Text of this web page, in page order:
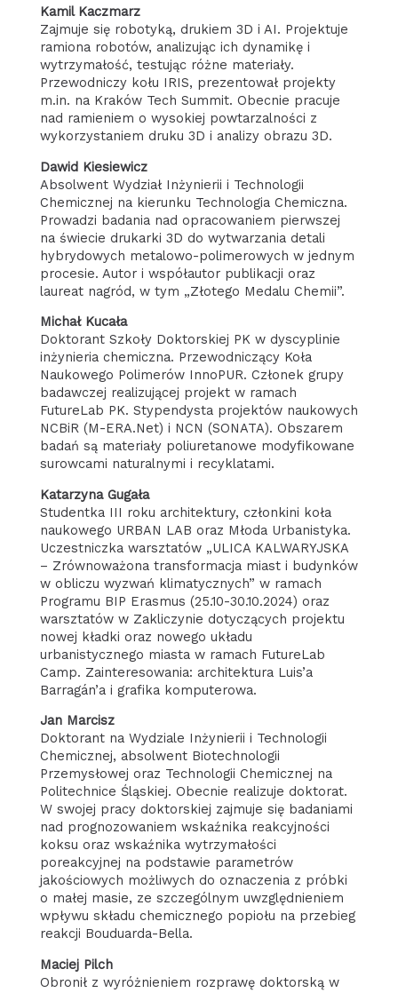
Kamil Kaczmarz
Zajmuje się robotyką, drukiem 3D i AI. Projektuje
ramiona robotów, analizując ich dynamikę i
wytrzymałość, testując różne materiały.
Przewodniczy kołu IRIS, prezentował projekty
m.in. na Kraków Tech Summit. Obecnie pracuje
nad ramieniem o wysokiej powtarzalności z
wykorzystaniem druku 3D i analizy obrazu 3D.
Dawid Kiesiewicz
Absolwent Wydział Inżynierii i Technologii
Chemicznej na kierunku Technologia Chemiczna.
Prowadzi badania nad opracowaniem pierwszej
na świecie drukarki 3D do wytwarzania detali
hybrydowych metalowo-polimerowych w jednym
procesie. Autor i współautor publikacji oraz
laureat nagród, w tym „Złotego Medalu Chemii”.
Michał Kucała
Doktorant Szkoły Doktorskiej PK w dyscyplinie
inżynieria chemiczna. Przewodniczący Koła
Naukowego Polimerów InnoPUR. Członek grupy
badawczej realizującej projekt w ramach
FutureLab PK. Stypendysta projektów naukowych
NCBiR (M-ERA.Net) i NCN (SONATA). Obszarem
badań są materiały poliuretanowe modyfikowane
surowcami naturalnymi i recyklatami.
Katarzyna Gugała
Studentka III roku architektury, członkini koła
naukowego URBAN LAB oraz Młoda Urbanistyka.
Uczestniczka warsztatów „ULICA KALWARYJSKA
– Zrównoważona transformacja miast i budynków
w obliczu wyzwań klimatycznych” w ramach
Programu BIP Erasmus (25.10-30.10.2024) oraz
warsztatów w Zakliczynie dotyczących projektu
nowej kładki oraz nowego układu
urbanistycznego miasta w ramach FutureLab
Camp. Zainteresowania: architektura Luis’a
Barragán’a i grafika komputerowa.
Jan Marcisz
Doktorant na Wydziale Inżynierii i Technologii
Chemicznej, absolwent Biotechnologii
Przemysłowej oraz Technologii Chemicznej na
Politechnice Śląskiej. Obecnie realizuje doktorat.
W swojej pracy doktorskiej zajmuje się badaniami
nad prognozowaniem wskaźnika reakcyjności
koksu oraz wskaźnika wytrzymałości
poreakcyjnej na podstawie parametrów
jakościowych możliwych do oznaczenia z próbki
o małej masie, ze szczególnym uwzględnieniem
wpływu składu chemicznego popiołu na przebieg
reakcji Bouduarda-Bella.
Maciej Pilch
Obronił z wyróżnieniem rozprawę doktorską w